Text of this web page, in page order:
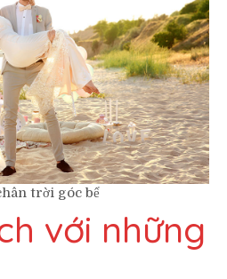
trời góc bể
với những